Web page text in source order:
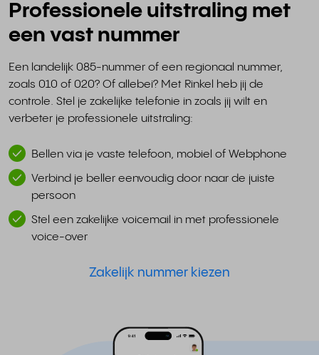
Professionele uitstraling met
een vast nummer
Een landelijk 085-nummer of een regionaal nummer,
zoals 010 of 020? Of allebei? Met Rinkel heb jij de
controle. Stel je zakelijke telefonie in zoals jij wilt en
verbeter je professionele uitstraling:
Bellen via je vaste telefoon, mobiel of Webphone
Verbind je beller eenvoudig door naar de juiste
persoon
Stel een zakelijke voicemail in met professionele
voice-over
Zakelijk nummer kiezen